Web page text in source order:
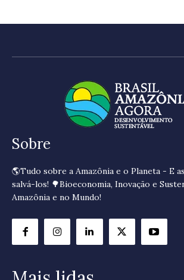
Sobre
🌎Tudo sobre a Amazônia e o Planeta - E
salvá-los! 🌳Bioeconomia, Inovação e
Amazônia e no Mundo!